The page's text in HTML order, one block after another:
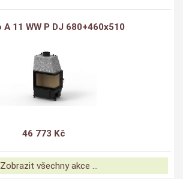
11 WW P DJ 680+460x510
46 773 Kč
Zobrazit všechny akce ...